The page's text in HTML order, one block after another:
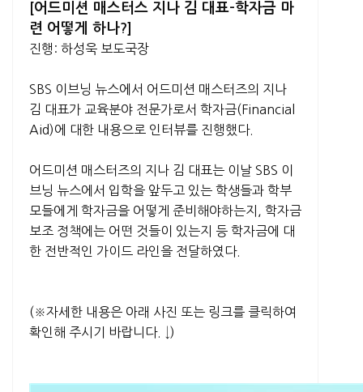
[어드미션 매스터스 지나 김 대표-학자금 마
련 어떻게 하나?]
진행: 하성욱 보도국장
SBS 이브닝 뉴스에서 어드미션 매스터즈의 지나
김 대표가 교육분야 전문가로서 학자금(Financial
Aid)에 대한 내용으로 인터뷰를 진행했다.
어드미션 매스터즈의 지나 김 대표는 이날 SBS 이
브닝 뉴스에서 입학을 앞두고 있는 학생들과 학부
모들에게 학자금을 어떻게 준비해야하는지, 학자금
보조 정책에는 어떤 것들이 있는지 등 학자금에 대
한 전반적인 가이드 라인을 전달하였다.
(※자세한 내용은 아래 사진 또는 링크를 클릭하여
확인해 주시기 바랍니다. ↓)